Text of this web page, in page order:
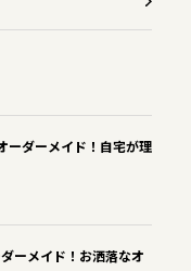
ーダーメイド！自宅が理
ーメイド！お洒落なオ